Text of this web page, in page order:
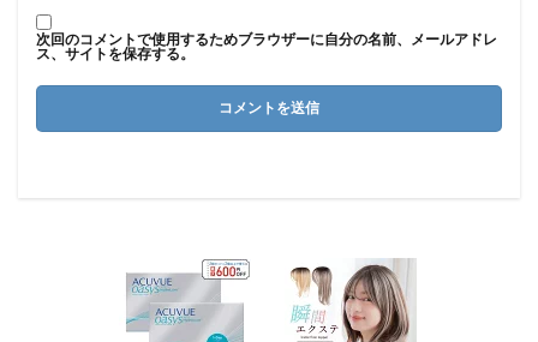
次回のコメントで使用するためブラウザーに自分の名前、メールアドレ
ス、サイトを保存する。